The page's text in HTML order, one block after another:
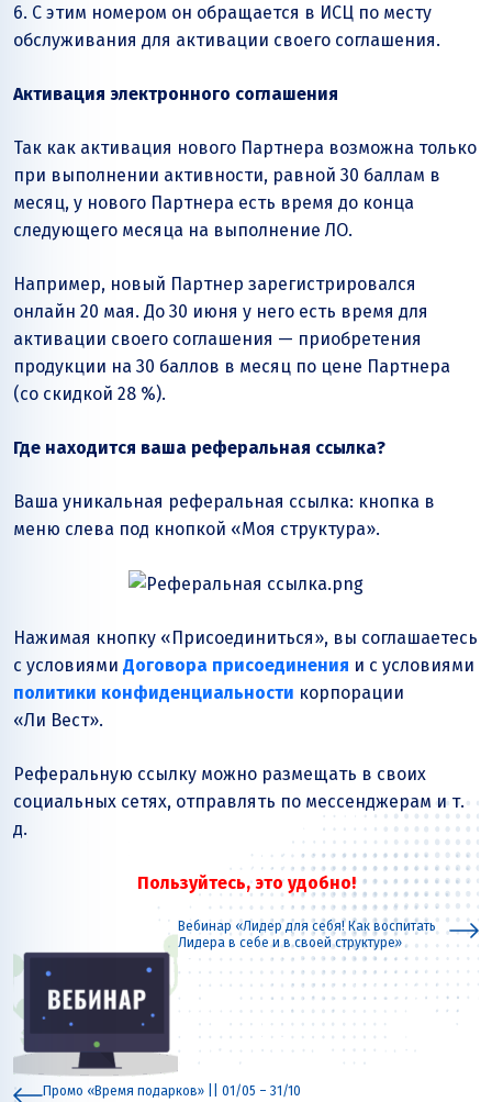
6. С этим номером он обращается в ИСЦ по месту
обслуживания для активации своего соглашения.
Активация электронного соглашения
Так как активация нового Партнера возможна только
при выполнении активности, равной 30 баллам в
месяц, у нового Партнера есть время до конца
следующего месяца на выполнение ЛО.
Например, новый Партнер зарегистрировался
онлайн 20 мая. До 30 июня у него есть время для
активации своего соглашения — приобретения
продукции на 30 баллов в месяц по цене Партнера
(со скидкой 28 %).
Где находится ваша реферальная ссылка?
Ваша уникальная реферальная ссылка: кнопка в
меню слева под кнопкой «Моя структура».
Нажимая кнопку «Присоединиться», вы соглашаетесь
с условиями Договора присоединения и с условиями
политики конфиденциальности корпорации
«Ли Вест».
Реферальную ссылку можно размещать в своих
социальных сетях, отправлять по мессенджерам и т.
д.
Пользуйтесь, это удобно!
Промо «Время подарков» || 01/05 – 31/10
Вебинар «Лидер для себя! Как воспитать
Лидера в себе и в своей структуре»